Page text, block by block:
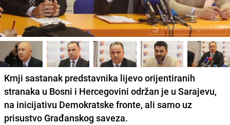
Krnji sastanak predstavnika lijevo orijentiranih
stranaka u Bosni i Hercegovini održan je u Sarajevu,
na inicijativu Demokratske fronte, ali samo uz
prisustvo Građanskog saveza.